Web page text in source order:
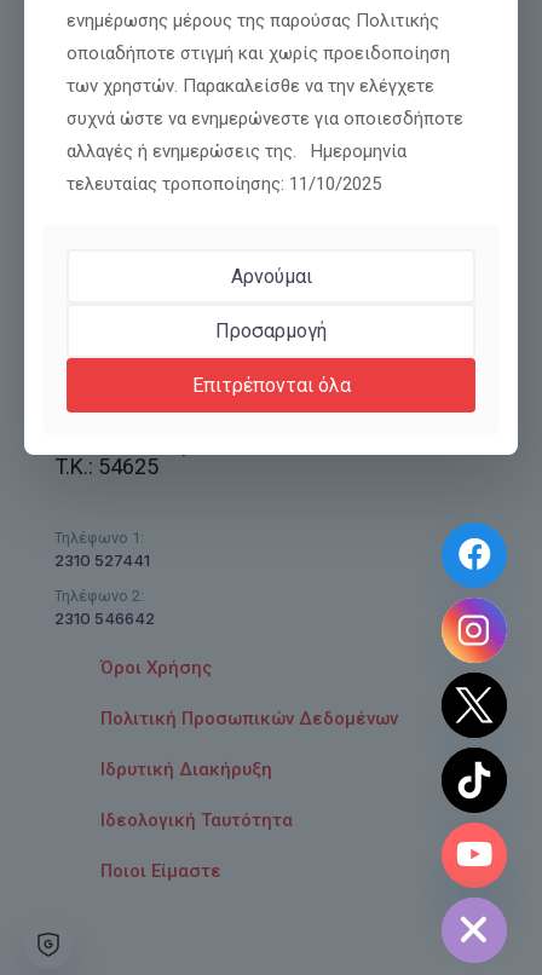
Δελτίο Τύπου για την Υπεράσπιση του
Γιάννη-Βασίλη ΓιαΙλαλί από τον Πόντο
Διαβάστε περισσότερα
Πολυτεχνείου 45,
T.K.: 54625
2310 527441
Τηλέφωνο 1:
2310 546642
Τηλέφωνο 2:
Όροι Χρήσης
Πολιτική Προσωπικών Δεδομένων
Ιδρυτική Διακήρυξη
Ιδεολογική Ταυτότητα
Ποιοι Είμαστε
ενημέρωσης μέρους της παρούσας Πολιτικής
οποιαδήποτε στιγμή και χωρίς προειδοποίηση
των χρηστών. Παρακαλείσθε να την ελέγχετε
συχνά ώστε να ενημερώνεστε για οποιεσδήποτε
αλλαγές ή ενημερώσεις της. Ημερομηνία
τελευταίας τροποποίησης: 11/10/2025
Αρνούμαι
Προσαρμογή
Επιτρέπονται όλα
Hide
chaty